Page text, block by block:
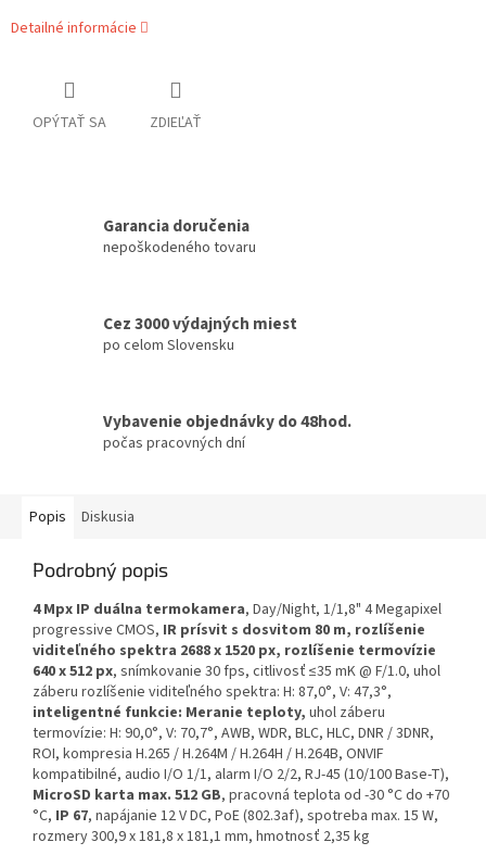
Detailné informácie
OPÝTAŤ SA ZDIEĽAŤ
Garancia doručenia
nepoškodeného tovaru
Cez 3000 výdajných miest
po celom Slovensku
Vybavenie objednávky do 48hod.
počas pracovných dní
Popis Diskusia
Podrobný popis
4 Mpx IP duálna termokamera, Day/Night, 1/1,8" 4 Megapixel
progressive CMOS, IR prísvit s dosvitom 80 m, rozlíšenie
viditeľného spektra 2688 x 1520 px, rozlíšenie termovízie
640 x 512 px, snímkovanie 30 fps, citlivosť ≤35 mK @ F/1.0, uhol
záberu rozlíšenie viditeľného spektra: H: 87,0°, V: 47,3°,
inteligentné funkcie: Meranie teploty, uhol záberu
termovízie: H: 90,0°, V: 70,7°, AWB, WDR, BLC, HLC, DNR / 3DNR,
ROI, kompresia H.265 / H.264M / H.264H / H.264B, ONVIF
kompatibilné, audio I/O 1/1, alarm I/O 2/2, RJ-45 (10/100 Base-T),
MicroSD karta max. 512 GB, pracovná teplota od -30 °C do +70
°C, IP 67, napájanie 12 V DC, PoE (802.3af), spotreba max. 15 W,
rozmery 300,9 x 181,8 x 181,1 mm, hmotnosť 2,35 kg